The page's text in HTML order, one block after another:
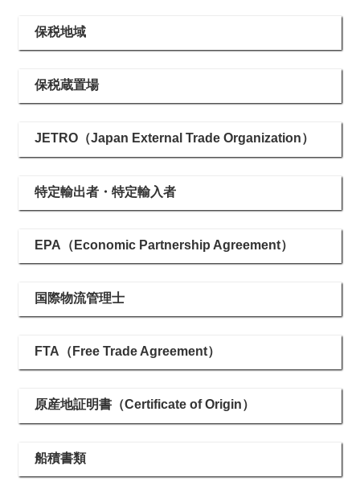
保税地域
保税蔵置場
JETRO（Japan External Trade Organization）
特定輸出者・特定輸入者
EPA（Economic Partnership Agreement）
国際物流管理士
FTA（Free Trade Agreement）
原産地証明書（Certificate of Origin）
船積書類